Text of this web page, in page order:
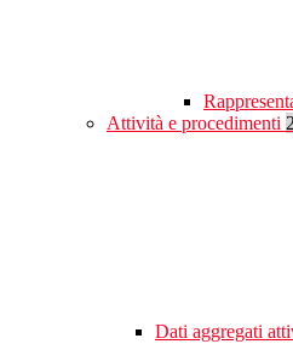
Attività e procedimenti 2
Dati aggregati